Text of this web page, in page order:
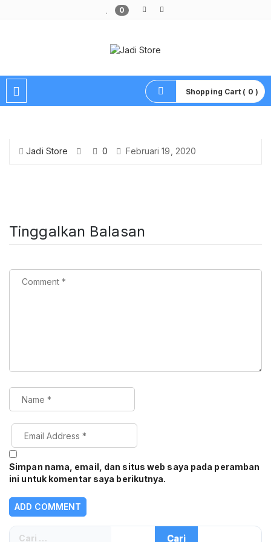
0
Shopping Cart ( 0 )
Jadi Store 0 Februari 19, 2020
Tinggalkan Balasan
Simpan nama, email, dan situs web saya pada peramban
ini untuk komentar saya berikutnya.
Cari